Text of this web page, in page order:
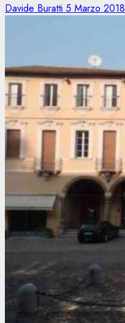
Davide Buratti 5 Marzo 2018